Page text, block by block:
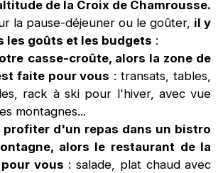
de la Croix de Chamrousse.
la pause-déjeuner ou le goûter, il y
les goûts et les budgets :
casse-croûte, alors la zone de
faite pour vous : transats, tables,
rack à ski pour l'hiver, avec vue
montagnes...
profiter d'un repas dans un bistro
alors le restaurant de la
vous : salade, plat chaud avec